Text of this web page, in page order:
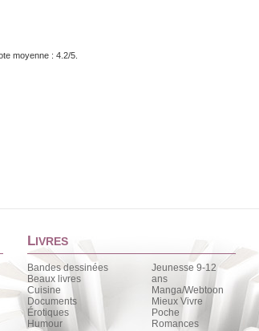
moyenne : 4.2/5.
LIVRES
Bandes dessinées
Beaux livres
Cuisine
Documents
Érotiques
Humour
Jeunesse 9-12
ans
Manga/Webtoon
Mieux Vivre
Poche
Romances